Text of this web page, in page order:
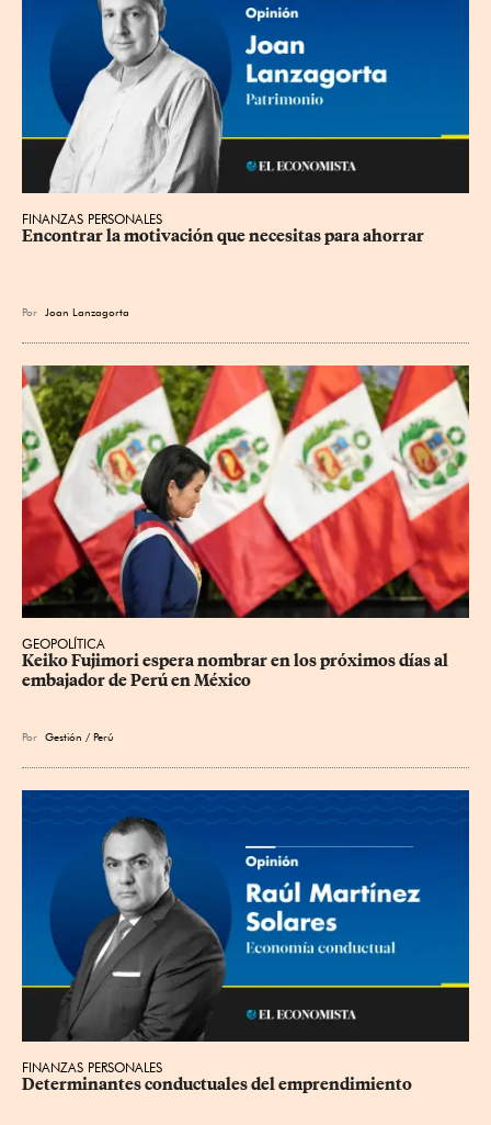
FINANZAS PERSONALES
Encontrar la motivación que necesitas para ahorrar
Por Joan Lanzagorta
GEOPOLÍTICA
Keiko Fujimori espera nombrar en los próximos días al
embajador de Perú en México
Por Gestión / Perú
FINANZAS PERSONALES
Determinantes conductuales del emprendimiento